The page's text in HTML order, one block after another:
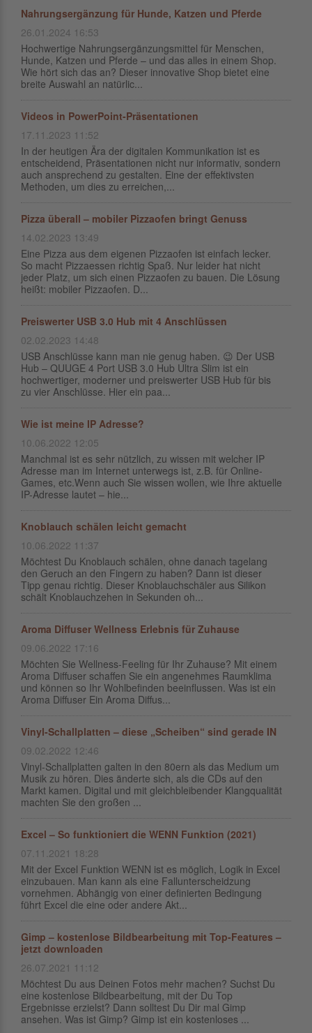
Nahrungsergänzung für Hunde, Katzen und Pferde
26.01.2024 16:53
Hochwertige Nahrungsergänzungsmittel für Menschen,
Hunde, Katzen und Pferde – und das alles in einem Shop.
Wie hört sich das an? Dieser innovative Shop bietet eine
breite Auswahl an natürlic...
Videos in PowerPoint-Präsentationen
17.11.2023 11:52
In der heutigen Ära der digitalen Kommunikation ist es
entscheidend, Präsentationen nicht nur informativ, sondern
auch ansprechend zu gestalten. Eine der effektivsten
Methoden, um dies zu erreichen,...
Pizza überall – mobiler Pizzaofen bringt Genuss
14.02.2023 13:49
Eine Pizza aus dem eigenen Pizzaofen ist einfach lecker.
So macht Pizzaessen richtig Spaß. Nur leider hat nicht
jeder Platz, um sich einen Pizzaofen zu bauen. Die Lösung
heißt: mobiler Pizzaofen. D...
Preiswerter USB 3.0 Hub mit 4 Anschlüssen
02.02.2023 14:48
USB Anschlüsse kann man nie genug haben. 😉 Der USB
Hub – QUUGE 4 Port USB 3.0 Hub Ultra Slim ist ein
hochwertiger, moderner und preiswerter USB Hub für bis
zu vier Anschlüsse. Hier ein paa...
Wie ist meine IP Adresse?
10.06.2022 12:05
Manchmal ist es sehr nützlich, zu wissen mit welcher IP
Adresse man im Internet unterwegs ist, z.B. für Online-
Games, etc.Wenn auch Sie wissen wollen, wie Ihre aktuelle
IP-Adresse lautet – hie...
Knoblauch schälen leicht gemacht
10.06.2022 11:37
Möchtest Du Knoblauch schälen, ohne danach tagelang
den Geruch an den Fingern zu haben? Dann ist dieser
Tipp genau richtig. Dieser Knoblauchschäler aus Silikon
schält Knoblauchzehen in Sekunden oh...
Aroma Diffuser Wellness Erlebnis für Zuhause
09.06.2022 17:16
Möchten Sie Wellness-Feeling für Ihr Zuhause? Mit einem
Aroma Diffuser schaffen Sie ein angenehmes Raumklima
und können so Ihr Wohlbefinden beeinflussen. Was ist ein
Aroma Diffuser Ein Aroma Diffus...
Vinyl-Schallplatten – diese „Scheiben“ sind gerade IN
09.02.2022 12:46
Vinyl-Schallplatten galten in den 80ern als das Medium um
Musik zu hören. Dies änderte sich, als die CDs auf den
Markt kamen. Digital und mit gleichbleibender Klangqualität
machten Sie den großen ...
Excel – So funktioniert die WENN Funktion (2021)
07.11.2021 18:28
Mit der Excel Funktion WENN ist es möglich, Logik in Excel
einzubauen. Man kann als eine Fallunterscheidzung
vornehmen. Abhängig von einer definierten Bedingung
führt Excel die eine oder andere Akt...
Gimp – kostenlose Bildbearbeitung mit Top-Features –
jetzt downloaden
26.07.2021 11:12
Möchtest Du aus Deinen Fotos mehr machen? Suchst Du
eine kostenlose Bildbearbeitung, mit der Du Top
Ergebnisse erzielst? Dann solltest Du Dir mal Gimp
ansehen. Was ist Gimp? Gimp ist ein kostenloses ...